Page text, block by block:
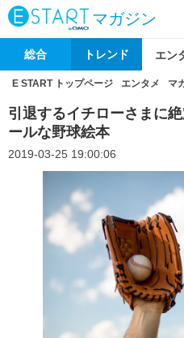
マガジン
総合 トレンド エン
E START トップページ エンタメ マ
引退するイチローさまに
ールな野球絵本
2019-03-25 19:00:06